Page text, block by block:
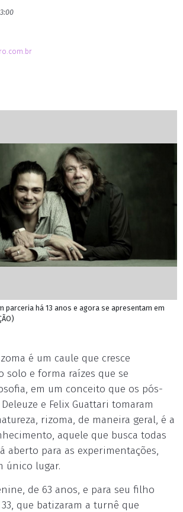
parceria há 13 anos e agora se apresentam em
é um caule que cresce
solo e forma raízes que se
em um conceito que os pós-
e Felix Guattari tomaram
rizoma, de maneira geral, é a
aquele que busca todas
aberto para as experimentações,
único lugar.
de 63 anos, e para seu filho
que batizaram a turnê que